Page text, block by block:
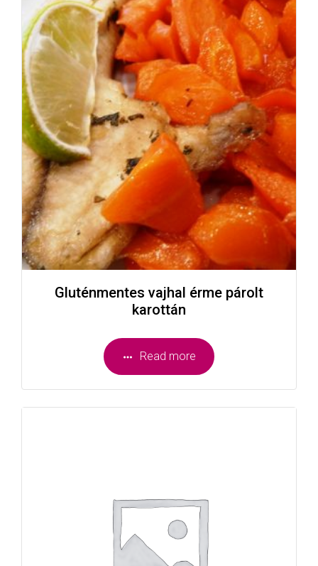
Gluténmentes vajhal érme párolt
karottán
Read more